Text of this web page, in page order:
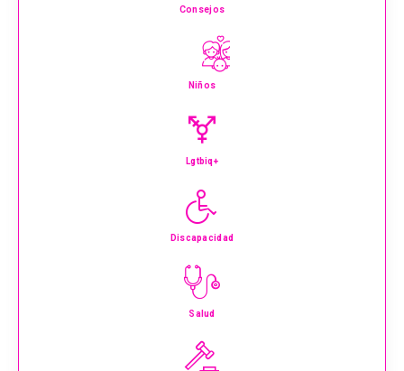
Consejos
Niños
Lgtbiq+
Discapacidad
Salud